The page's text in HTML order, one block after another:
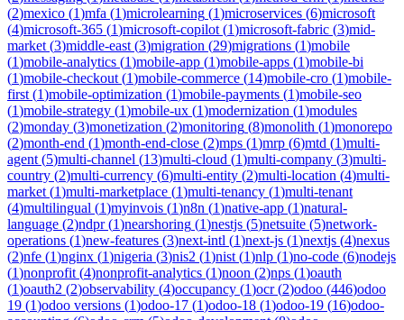
(2)mexico (1)mfa (1)microlearning (1)microservices (6)microsoft
(4)microsoft-365 (1)microsoft-copilot (1)microsoft-fabric (3)mid-
market (3)middle-east (3)migration (29)migrations (1)mobile
(1)mobile-analytics (1)mobile-app (1)mobile-apps (1)mobile-bi
(1)mobile-checkout (1)mobile-commerce (14)mobile-cro (1)mobile-
first (1)mobile-optimization (1)mobile-payments (1)mobile-seo
(1)mobile-strategy (1)mobile-ux (1)modernization (1)modules
(2)monday (3)monetization (2)monitoring (8)monolith (1)monorepo
(2)month-end (1)month-end-close (2)mps (1)mrp (6)mtd (1)multi-
agent (5)multi-channel (13)multi-cloud (1)multi-company (3)multi-
country (2)multi-currency (6)multi-entity (2)multi-location (4)multi-
market (1)multi-marketplace (1)multi-tenancy (1)multi-tenant
(4)multilingual (1)myinvois (1)n8n (1)native-app (1)natural-
language (2)ndpr(1)nearshoring (1)nestjs (5)netsuite (5)network-
operations (1)new-features (3)next-intl (1)next-js (1)nextjs (4)nexus
(2)nfe (1)nginx (1)nigeria (3)nis2 (1)nist (1)nlp (1)no-code (6)nodejs
(1)nonprofit (4)nonprofit-analytics (1)noon (2)nps (1)oauth
(1)oauth2 (2)observability (4)occupancy (1)ocr(2)odoo (446)odoo
19 (1)odoo versions (1)odoo-17 (1)odoo-18 (1)odoo-19 (16)odoo-